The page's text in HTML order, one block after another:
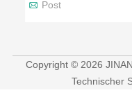
Copyright © 2026
Technischer